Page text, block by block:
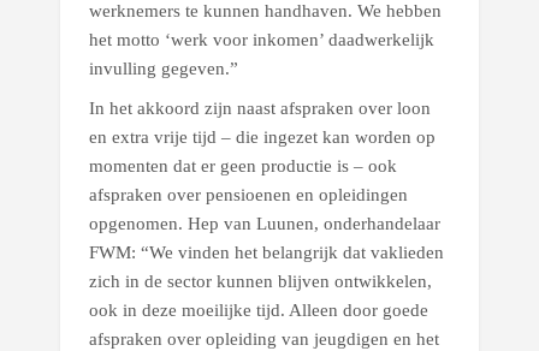
werknemers te kunnen handhaven. We hebben
het motto ‘werk voor inkomen’ daadwerkelijk
invulling gegeven.”
In het akkoord zijn naast afspraken over loon
en extra vrije tijd – die ingezet kan worden op
momenten dat er geen productie is – ook
afspraken over pensioenen en opleidingen
opgenomen. Hep van Luunen, onderhandelaar
FWM: “We vinden het belangrijk dat vaklieden
zich in de sector kunnen blijven ontwikkelen,
ook in deze moeilijke tijd. Alleen door goede
afspraken over opleiding van jeugdigen en het